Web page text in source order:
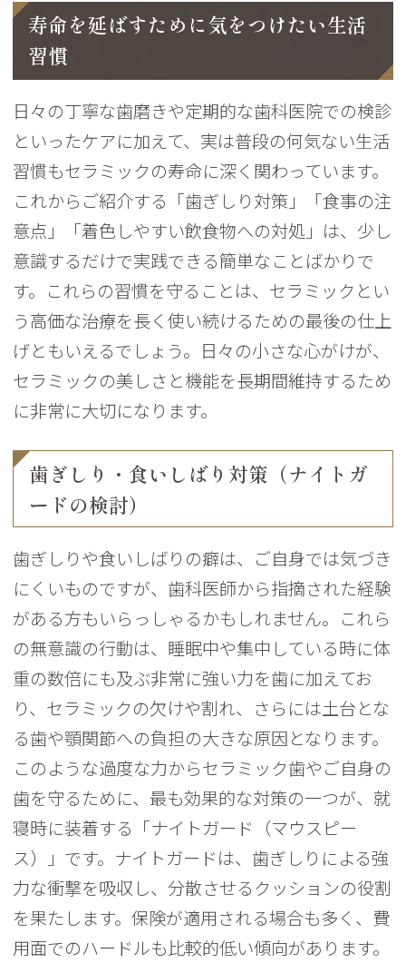
寿命を延ばすために気をつけたい生活
習慣
日々の丁寧な歯磨きや定期的な歯科医院での検診
といったケアに加えて、実は普段の何気ない生活
習慣もセラミックの寿命に深く関わっています。
これからご紹介する「歯ぎしり対策」「食事の注
意点」「着色しやすい飲食物への対処」は、少し
意識するだけで実践できる簡単なことばかりで
す。これらの習慣を守ることは、セラミックとい
う高価な治療を長く使い続けるための最後の仕上
げともいえるでしょう。日々の小さな心がけが、
セラミックの美しさと機能を長期間維持するため
に非常に大切になります。
歯ぎしり・食いしばり対策（ナイトガ
ードの検討）
歯ぎしりや食いしばりの癖は、ご自身では気づき
にくいものですが、歯科医師から指摘された経験
がある方もいらっしゃるかもしれません。これら
の無意識の行動は、睡眠中や集中している時に体
重の数倍にも及ぶ非常に強い力を歯に加えてお
り、セラミックの欠けや割れ、さらには土台とな
る歯や顎関節への負担の大きな原因となります。
このような過度な力からセラミック歯やご自身の
歯を守るために、最も効果的な対策の一つが、就
寝時に装着する「ナイトガード（マウスピー
ス）」です。ナイトガードは、歯ぎしりによる強
力な衝撃を吸収し、分散させるクッションの役割
を果たします。保険が適用される場合も多く、費
用面でのハードルも比較的低い傾向があります。